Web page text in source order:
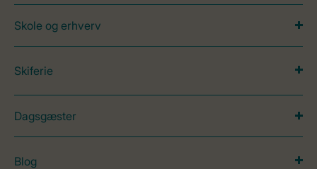
Skole og erhverv
Skiferie
Dagsgæster
Blog